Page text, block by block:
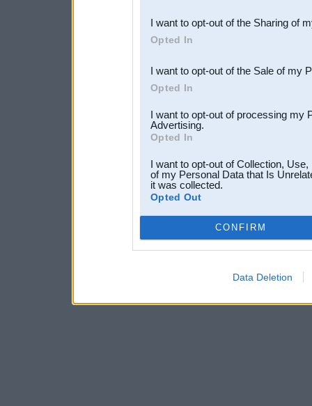
Downstream Participants
third parties.
I want to opt-out of the Sharing of
Opted In
I want to opt-out of the Sale of my
Opted In
I want to opt-out of processing my
Advertising.
Opted In
I want to opt-out of Collection,
of my Personal Data that Is
it was collected.
Opted Out
CONFIRM
Data Deletion